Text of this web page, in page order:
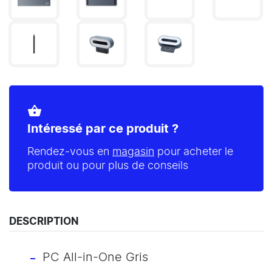
shopping_basket
Intéressé par ce produit ?
Rendez-vous en magasin pour acheter le
produit ou pour plus de conseils
DESCRIPTION
PC All-in-One Gris